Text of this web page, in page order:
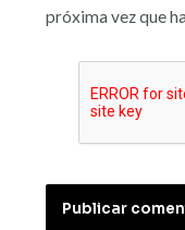
próxima vez que